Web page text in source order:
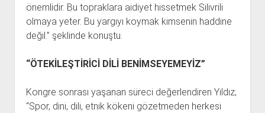
önemlidir. Bu topraklara aidiyet hissetmek Silivrili
olmaya yeter. Bu yargıyı koymak kimsenin haddine
değil.” şeklinde konuştu.
“ÖTEKİLEŞTİRİCİ DİLİ BENİMSEYEMEYİZ”
Kongre sonrası yaşanan süreci değerlendiren Yıldız;
“Spor, dini, dili, etnik kökeni gözetmeden herkesi